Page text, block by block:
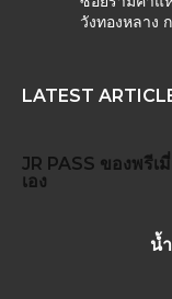
วังทองหลาง
LATEST
JR PASS ของพรีเ
เอง
น้